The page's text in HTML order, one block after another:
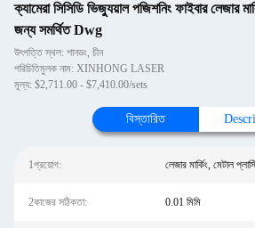
ক্যামেরা সিসিডি ভিজ্যুয়াল পজিশনিং ফাইবার লেজার
জন্য সমর্থিত Dwg
উৎপত্তি স্থল: শানডং, চীন
পরিচিতিমুলক নাম: XINHONG LASER
মূল্য: $2,711.00 - $7,410.00/sets
বিস্তারিত
1প্রয়োগ: লেজার মার্কিং, মেটাল
2কাজের সঠিকতা: 0.01 মিমি